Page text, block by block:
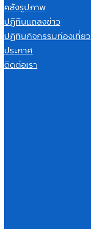
คลังรูปภาพ
ปฏิทินแถลงข่าว
ปฏิทินกิจกรรมท่องเที่ยว
ประกาศ
ติดต่อเรา